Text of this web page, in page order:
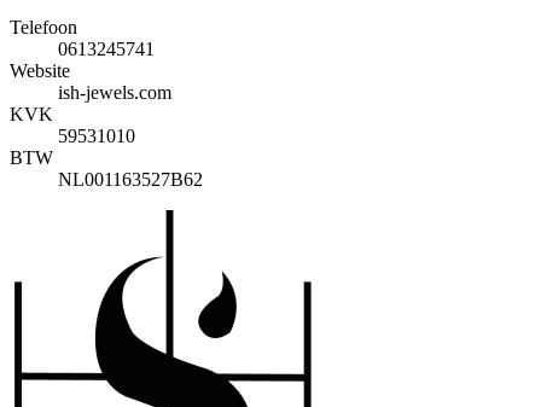
Telefoon
0613245741
Website
ish-jewels.com
KVK
59531010
BTW
NL001163527B62